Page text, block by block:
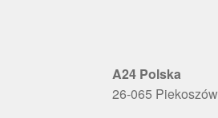
A24 Polska
26-065 Piekoszów